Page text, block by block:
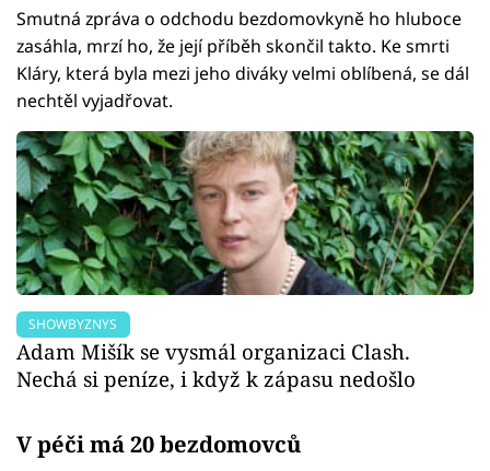
Smutná zpráva o odchodu bezdomovkyně ho hluboce
zasáhla, mrzí ho, že její příběh skončil takto. Ke smrti
Kláry, která byla mezi jeho diváky velmi oblíbená, se dál
nechtěl vyjadřovat.
SHOWBYZNYS
Adam Mišík se vysmál organizaci Clash.
Nechá si peníze, i když k zápasu nedošlo
V péči má 20 bezdomovců